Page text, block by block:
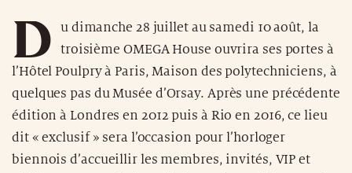
D
u dimanche 28 juillet au samedi 10 août, la
troisième OMEGA House ouvrira ses portes à
l’Hôtel Poulpry à Paris, Maison des polytechniciens, à
quelques pas du Musée d’Orsay. Après une précédente
édition à Londres en 2012 puis à Rio en 2016, ce lieu
dit « exclusif » sera l’occasion pour l’horloger
biennois d’accueillir les membres, invités, VIP et